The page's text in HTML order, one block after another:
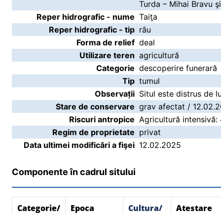
Turda – Mihai Bravu
Reper hidrografic - nume Taiţa
Reper hidrografic - tip râu
Forma de relief deal
Utilizare teren agricultură
Categorie descoperire funerară
Tip tumul
Observații Situl este distrus de
Stare de conservare grav afectat /
Riscuri antropice Agricultură intensivă:
Regim de proprietate privat
Data ultimei modificări a fişei 12.02.2025
Componente în cadrul sitului
Categorie/
Epoca
Cultura/
Atestare